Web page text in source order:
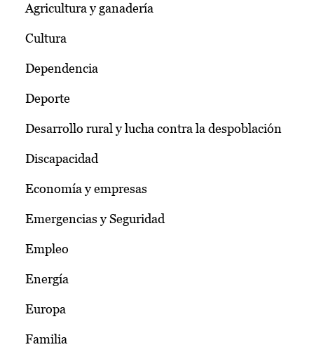
Agricultura y ganadería
Cultura
Dependencia
Deporte
Desarrollo rural y lucha contra la despoblación
Discapacidad
Economía y empresas
Emergencias y Seguridad
Empleo
Energía
Europa
Familia